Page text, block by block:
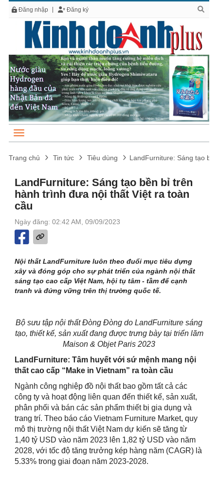
Đăng nhập Đăng ký
Trang chủ Tin tức Tiêu dùng LandFurniture: Sáng tạo
LandFurniture: Sáng tạo bền bỉ trên
hành trình đưa nội thất Việt ra toàn
cầu
Ngày đăng: 02:42 AM, 09/09/2023
Nội thất LandFurniture luôn theo đuổi mục tiêu dựng
xây và đóng góp cho sự phát triển của ngành nội thất
sáng tạo cao cấp Việt Nam, hội tụ tâm - tầm để cạnh
tranh và đứng vững trên thị trường quốc tế.
Bộ sưu tập nội thất Đòng Đòng do LandFurniture sáng
tạo, thiết kế, sản xuất đang được trưng bày tại triển lãm
Maison & Objet Paris 2023
LandFurniture: Tâm huyết với sứ mệnh mang nội
thất cao cấp “Make in Vietnam” ra toàn cầu
Ngành công nghiệp đồ nội thất bao gồm tất cả các
công ty và hoạt động liên quan đến thiết kế, sản xuất,
phân phối và bán các sản phẩm thiết bị gia dụng và
trang trí. Theo báo cáo Vietnam Furniture Market, quy
mô thị trường nội thất Việt Nam dự kiến sẽ tăng từ
1,40 tỷ USD vào năm 2023 lên 1,82 tỷ USD vào năm
2028, với tốc độ tăng trưởng kép hàng năm (CAGR) là
5.33% trong giai đoạn năm 2023-2028.